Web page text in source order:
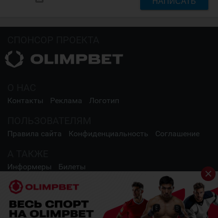
Контакты Реклама Логотип
Правила сайта Конфиденциальность Соглашение
Информеры Билеты
СОЦИАЛЬНЫЕ СЕТИ